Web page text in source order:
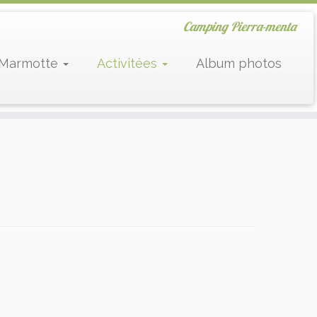
Camping Pierra-menta
Activitées
Album photos